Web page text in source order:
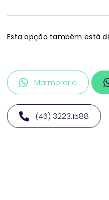
Esta opção também está
Marmoraria
(46) 3223.1588